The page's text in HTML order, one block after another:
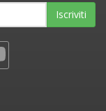
Iscriviti